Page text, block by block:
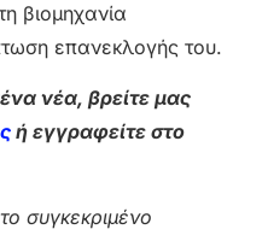
βιομηχανία
επανεκλογής του.
νέα, βρείτε μας
ή εγγραφείτε στο
συγκεκριμένο